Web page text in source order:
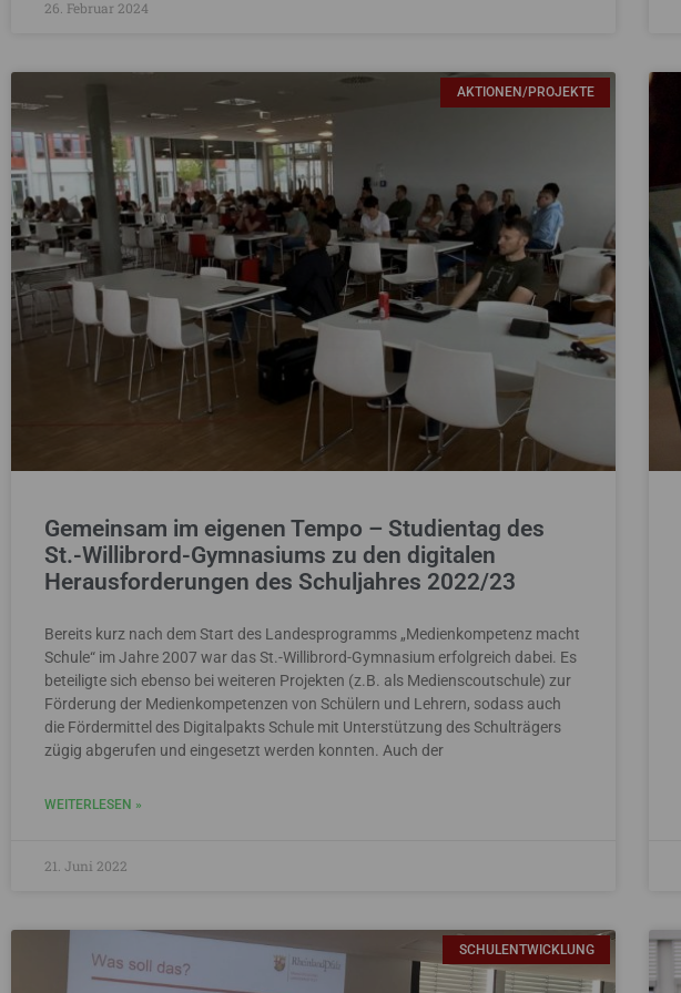
26. Februar 2024
AKTIONEN/PROJEKTE
Gemeinsam im eigenen Tempo – Studientag des
St.-Willibrord-Gymnasiums zu den digitalen
Herausforderungen des Schuljahres 2022/23
Bereits kurz nach dem Start des Landesprogramms „Medienkompetenz macht
Schule“ im Jahre 2007 war das St.-Willibrord-Gymnasium erfolgreich dabei. Es
beteiligte sich ebenso bei weiteren Projekten (z.B. als Medienscoutschule) zur
Förderung der Medienkompetenzen von Schülern und Lehrern, sodass auch
die Fördermittel des Digitalpakts Schule mit Unterstützung des Schulträgers
zügig abgerufen und eingesetzt werden konnten. Auch der
WEITERLESEN »
21. Juni 2022
SCHULENTWICKLUNG